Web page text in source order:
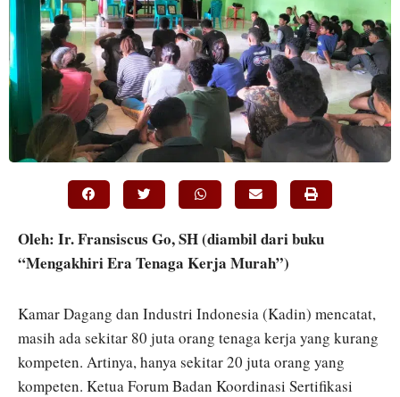
Oleh: Ir. Fransiscus Go, SH (diambil dari buku
“Mengakhiri Era Tenaga Kerja Murah”)
Kamar Dagang dan Industri Indonesia (Kadin) mencatat,
masih ada sekitar 80 juta orang tenaga kerja yang kurang
kompeten. Artinya, hanya sekitar 20 juta orang yang
kompeten. Ketua Forum Badan Koordinasi Sertifikasi